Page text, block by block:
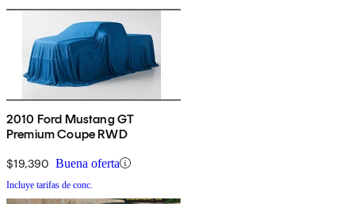
2010 Ford Mustang GT
Premium Coupe RWD
$19,390 Buena oferta
Incluye tarifas de conc.